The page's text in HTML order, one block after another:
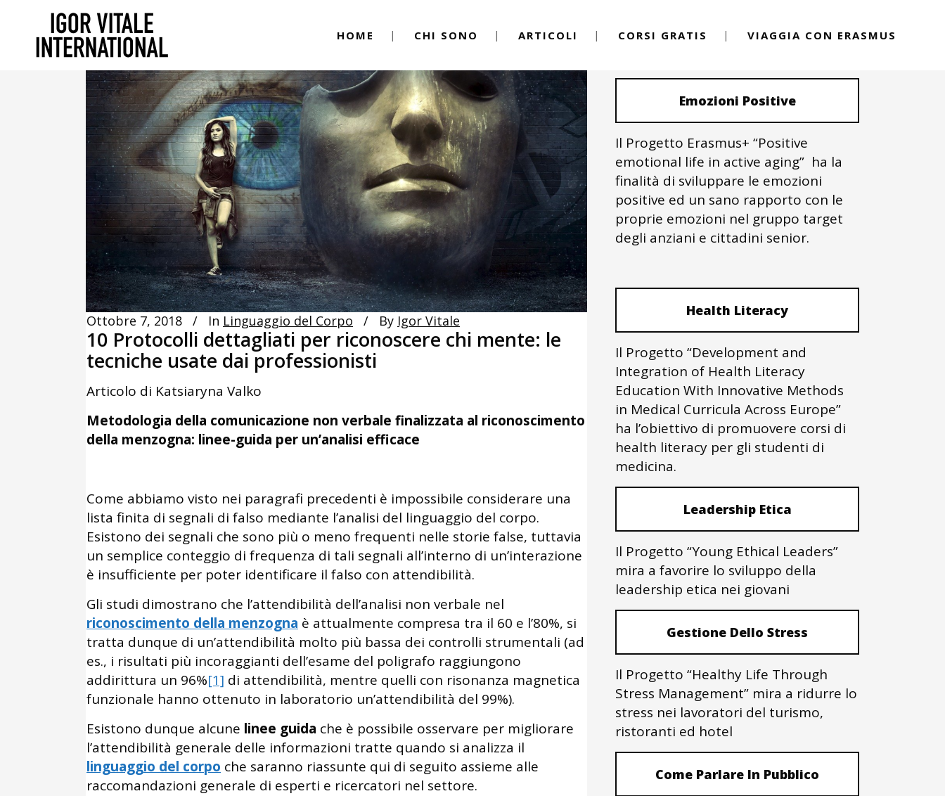
HOME CHI SONO ARTICOLI CORSI GRATIS VIAGGIA CON ERASMUS
Ottobre 7, 2018 In Linguaggio del Corpo By Igor Vitale
10 Protocolli dettagliati per riconoscere chi mente: le
tecniche usate dai professionisti
Articolo di Katsiaryna Valko
Metodologia della comunicazione non verbale finalizzata al riconoscimento
della menzogna: linee-guida per un’analisi efficace
Come abbiamo visto nei paragrafi precedenti è impossibile considerare una
lista finita di segnali di falso mediante l’analisi del linguaggio del corpo.
Esistono dei segnali che sono più o meno frequenti nelle storie false, tuttavia
un semplice conteggio di frequenza di tali segnali all’interno di un’interazione
è insufficiente per poter identificare il falso con attendibilità.
Gli studi dimostrano che l’attendibilità dell’analisi non verbale nel
riconoscimento della menzogna è attualmente compresa tra il 60 e l’80%, si
tratta dunque di un’attendibilità molto più bassa dei controlli strumentali (ad
es., i risultati più incoraggianti dell’esame del poligrafo raggiungono
addirittura un 96%[1] di attendibilità, mentre quelli con risonanza magnetica
funzionale hanno ottenuto in laboratorio un’attendibilità del 99%).
Esistono dunque alcune linee guida che è possibile osservare per migliorare
l’attendibilità generale delle informazioni tratte quando si analizza il
linguaggio del corpo che saranno riassunte qui di seguito assieme alle
raccomandazioni generale di esperti e ricercatori nel settore.
Emozioni Positive
Il Progetto Erasmus+ “Positive
emotional life in active aging” ha la
finalità di sviluppare le emozioni
positive ed un sano rapporto con le
proprie emozioni nel gruppo target
degli anziani e cittadini senior.
Health Literacy
Il Progetto “Development and
Integration of Health Literacy
Education With Innovative Methods
in Medical Curricula Across Europe”
ha l’obiettivo di promuovere corsi di
health literacy per gli studenti di
medicina.
Leadership Etica
Il Progetto “Young Ethical Leaders”
mira a favorire lo sviluppo della
leadership etica nei giovani
Gestione Dello Stress
Il Progetto “Healthy Life Through
Stress Management” mira a ridurre lo
stress nei lavoratori del turismo,
ristoranti ed hotel
Come Parlare In Pubblico